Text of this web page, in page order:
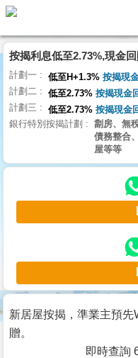
代
理
主
頁
搵
樓/
交
業
主
宅
谷
按
按揭利息低至2.73%,現金
計劃一 低至H+1.3% 按揭現
計劃二 低至2.73% 按揭現金
計劃三 低至2.73% 按揭現金
銀行特別按揭計劃
劏房、無
債務整合
屋等等
新居屋按揭，準業主預
贈。
即時查詢